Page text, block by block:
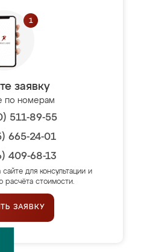
заявку
по номерам
511-89-55
665-24-01
409-68-13
сайте для консультации и
расчёта стоимости.
ЗАЯВКУ